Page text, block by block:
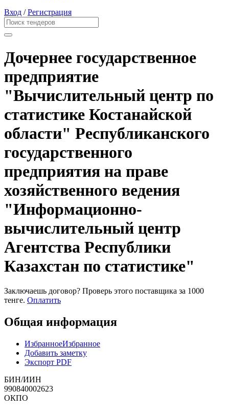
Вход /Регистрация
Дочернее государственное
предприятие
"Вычислительный центр по
статистике Костанайской
области" Республиканского
государственного
предприятия на праве
хозяйственного ведения
"Информационно-
вычислительный центр
Агентства Республики
Казахстан по статистике"
Заключаешь договор? Проверь этого поставщика за 1000
тенге. Оплатить
Общая информация
ИзбранноеИзбранное
Добавить заметку
Экспорт PDF
БИН/ИИН
990840002623
ОКПО